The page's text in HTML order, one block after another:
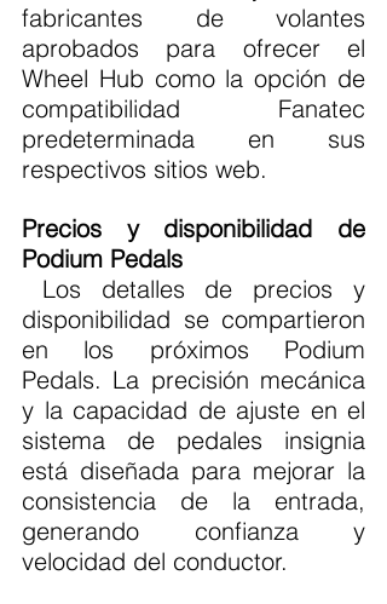
fabricantes de volantes
aprobados para ofrecer el
Wheel Hub como la opción de
compatibilidad Fanatec
predeterminada en sus
respectivos sitios web.
Precios y disponibilidad de
Podium Pedals
disponibilidad se compartieron
en los próximos Podium
Pedals. La precisión mecánica
y la capacidad de ajuste en el
sistema de pedales insignia
está diseñada para mejorar la
consistencia de la entrada,
generando confianza y
velocidad del conductor.